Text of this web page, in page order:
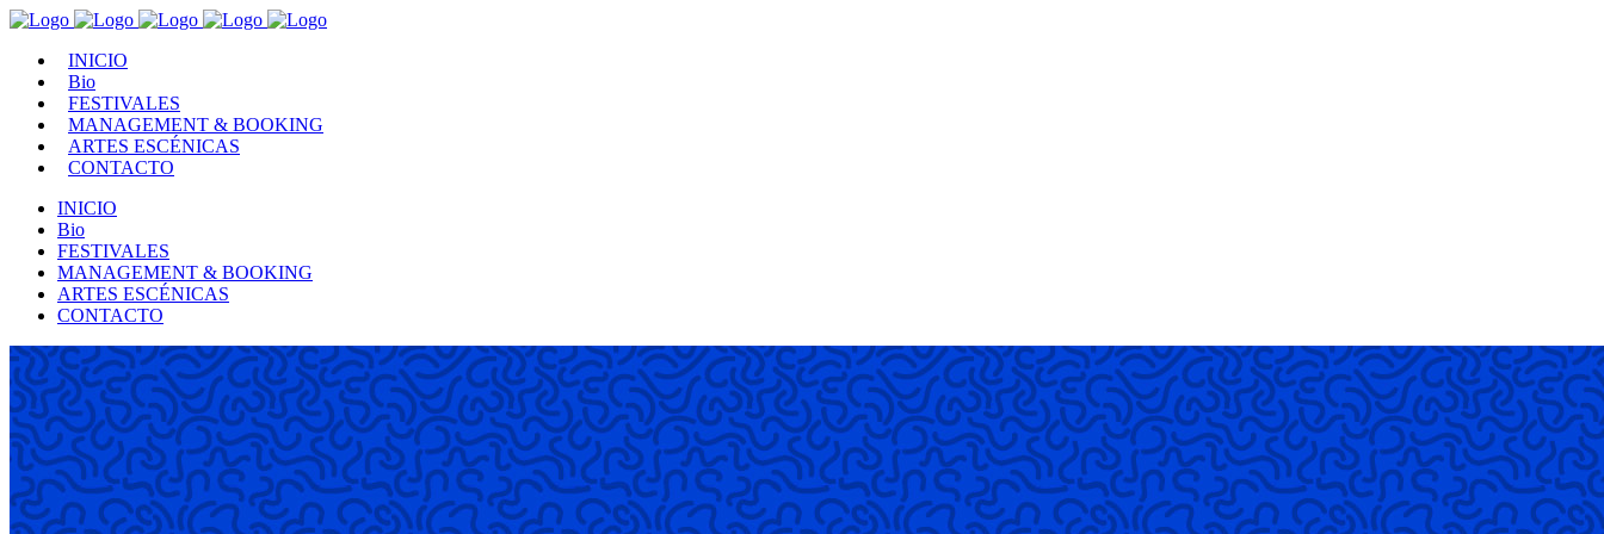
INICIO
Bio
FESTIVALES
MANAGEMENT & BOOKING
ARTES ESCÉNICAS
CONTACTO
INICIO
Bio
FESTIVALES
MANAGEMENT & BOOKING
ARTES ESCÉNICAS
CONTACTO